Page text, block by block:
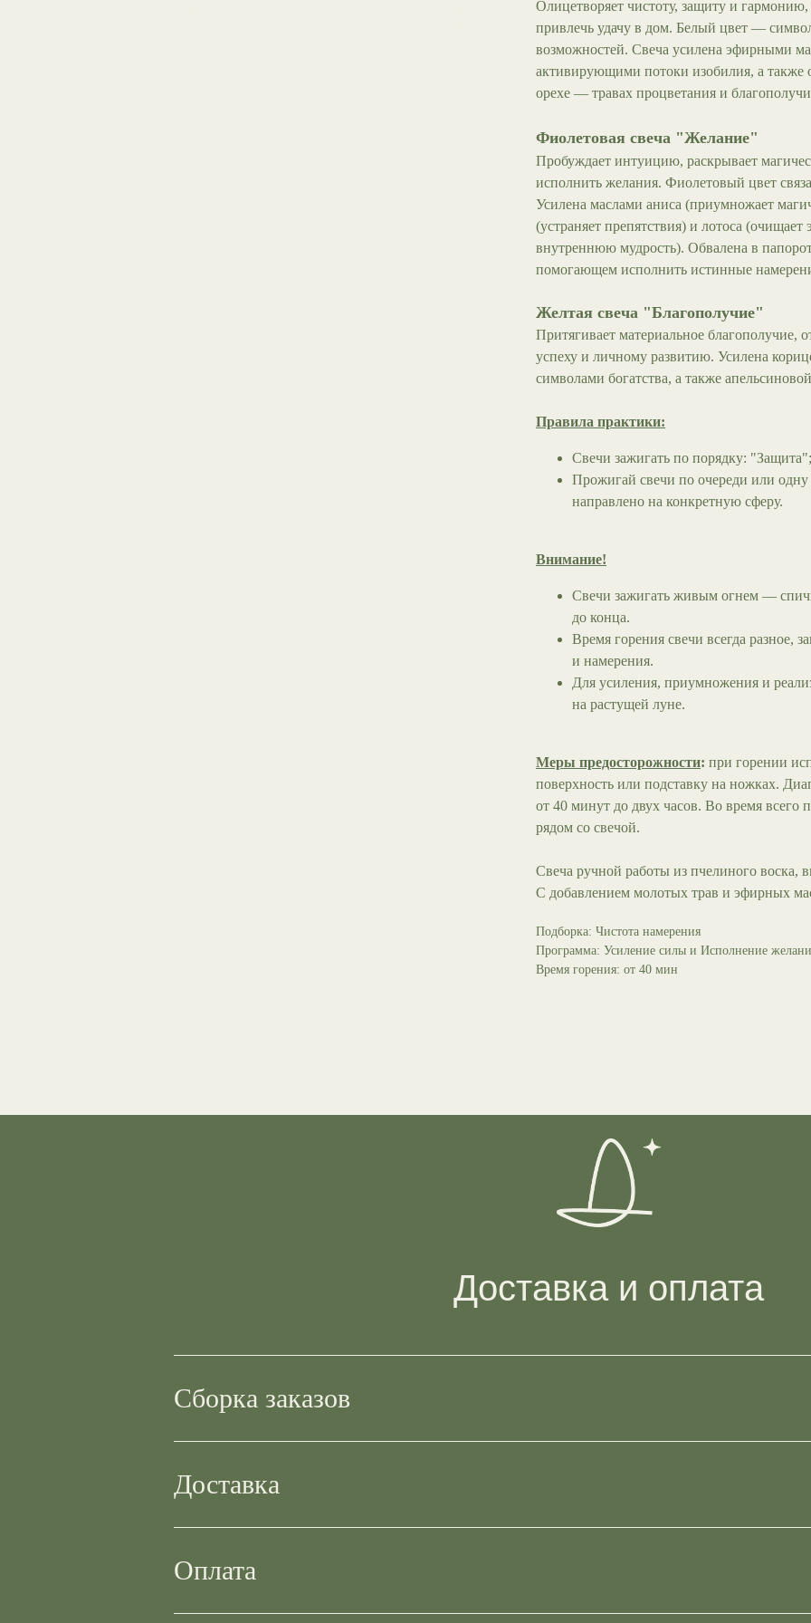
Олицетворяет чистоту, защиту и
привлечь удачу в дом. Белый цвет —
возможностей. Свеча усилена эфирными
активирующими потоки изобилия, а также
орехе — травах процветания и
Фиолетовая свеча "Желание"
Пробуждает интуицию, раскрывает
исполнить желания. Фиолетовый цвет
Усилена маслами аниса (приумножает
(устраняет препятствия) и лотоса (очищает
внутреннюю мудрость). Обвалена в
помогающем исполнить истинные
Желтая свеча "Благополучие"
Притягивает материальное благополучие,
успеху и личному развитию. Усилена
символами богатства, а также
Правила практики:
Свечи зажигать по порядку:
Прожигай свечи по очереди или
направлено на конкретную сферу.
Внимание!
Свечи зажигать живым огнем —
до конца.
Время горения свечи всегда разное,
и намерения.
Для усиления, приумножения и
на растущей луне.
Меры предосторожности: при горении
поверхность или подставку на ножках.
от 40 минут до двух часов. Во время всего
рядом со свечой.
Свеча ручной работы из пчелиного воска,
С добавлением молотых трав и эфирных
Подборка: Чистота намерения
Программа: Усиление силы и Исполнение
Время горения: от 40 мин
Доставка и оплата
Сборка заказов
Доставка
Оплата